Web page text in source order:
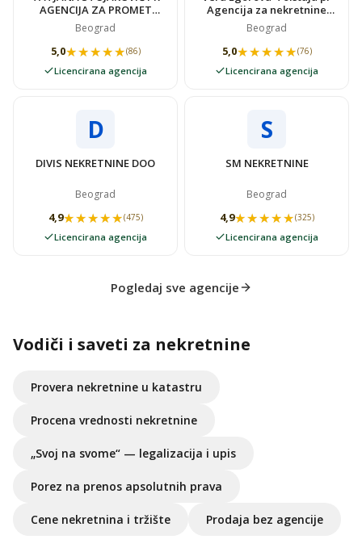
AGENCIJA ZA PROMET
NEKRETNINAMA SUPER
STAN
Beograd
5,0★★★★★
★★★★★(86)
Licencirana agencija
Agencija za nekretnine
VIDOVSTAN
Beograd
5,0★★★★★
★★★★★(76)
Licencirana agencija
D
DIVIS NEKRETNINE DOO
Beograd
4,9★★★★★
★★★★★(475)
Licencirana agencija
S
SM NEKRETNINE
Beograd
4,9★★★★★
★★★★★(325)
Licencirana agencija
Pogledaj sve agencije
Vodiči i saveti za nekretnine
Provera nekretnine u katastru
Procena vrednosti nekretnine
„Svoj na svome“ — legalizacija i upis
Porez na prenos apsolutnih prava
Cene nekretnina i tržište Prodaja bez agencije